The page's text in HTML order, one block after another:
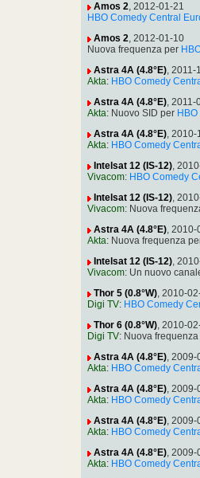
Amos 2, 2012-01-21
HBO Comedy Central
Amos 2, 2012-01-10
Nuova frequenza per
Astra 4A (4.8°E), 2011-
Akta: HBO Comedy
Astra 4A (4.8°E), 2011-
Akta: Nuovo SID per
Astra 4A (4.8°E), 2010-
Akta: HBO Comedy
Intelsat 12 (IS-12),
Vivacom: HBO Comedy
Intelsat 12 (IS-12),
Vivacom: Nuova
Astra 4A (4.8°E), 2010-
Akta: Nuova frequenza
Intelsat 12 (IS-12),
Vivacom: Un nuovo
Thor 5 (0.8°W), 2010-
Digi TV: HBO Comedy
Thor 6 (0.8°W), 2010-
Digi TV: Nuova
Astra 4A (4.8°E), 2009-
Akta: HBO Comedy
Astra 4A (4.8°E), 2009-
Akta: HBO Comedy
Astra 4A (4.8°E), 2009-
Akta: HBO Comedy
Astra 4A (4.8°E), 2009-
Akta: HBO Comedy